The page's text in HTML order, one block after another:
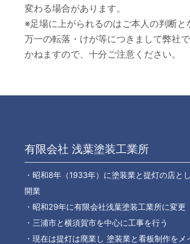
変わる場合があります。
※足場に上がられるのはご本人の判断と
万一の転落・けが等につきまして弊社
かねますので、十分ご注意ください。
有限会社 浅葉塗装工業所
・昭和8年（1933年）に塗装業と提灯の店と
開業
・昭和29年に有限会社浅葉塗装工業所に変更
・三浦市と横須賀市を中心に工事を行う
・現在は提灯は廃業し 塗装業と看板制作をメ